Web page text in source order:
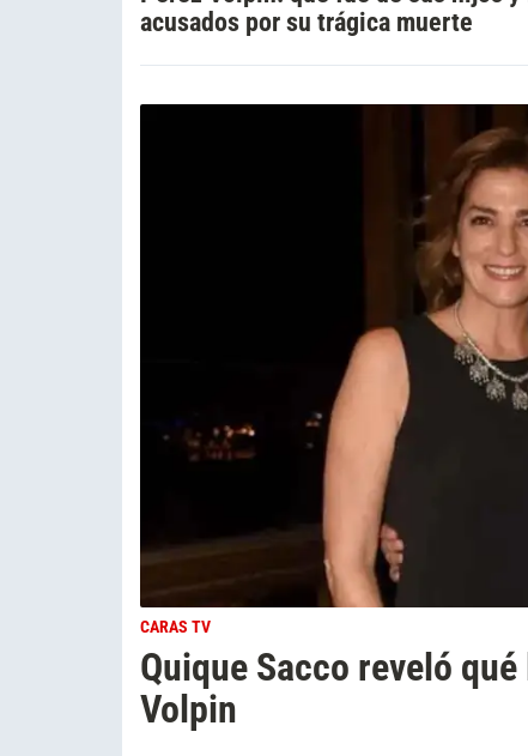
acusados por su trágica muerte
CARAS TV
Quique Sacco reveló
Volpin